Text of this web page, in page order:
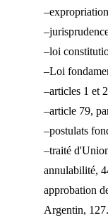
–loi
–Loi
–articles 1 et
–article 79,
–postulats
–traité
annulabilité,
approbation
Argentin, 127.